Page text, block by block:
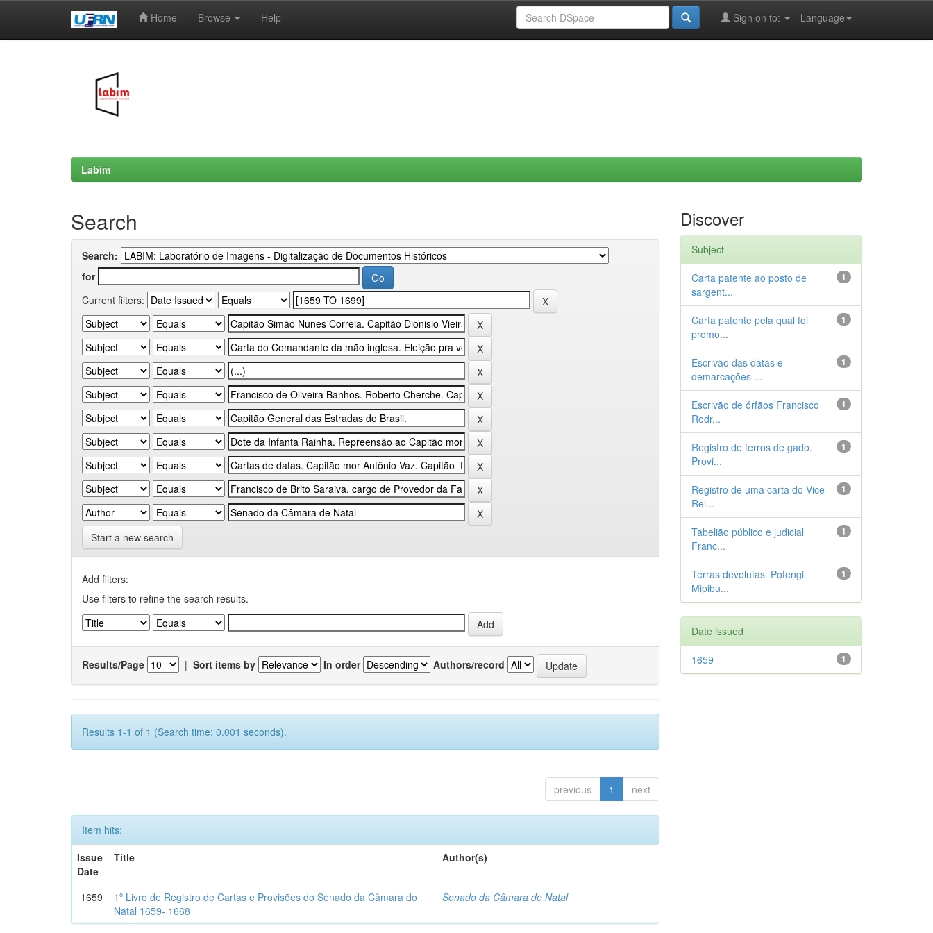
Home Browse Help Language
Sign on to:
Labim
Search
Search:
for
Current filters:
Start a new search
Add filters:
Use filters to refine the search results.
Results/Page | Sort items by In order Authors/record
Results 1-1 of 1 (Search time: 0.001 seconds).
previous 1 next
Item hits:
Issue
Date
Title Author(s)
1659
1º Livro de Registro de Cartas e Provisões do Senado da Câmara do
Natal 1659- 1668
Senado da Câmara de Natal
Discover
Subject
1
Carta patente ao posto de
sargent...
1
Carta patente pela qual foi
promo...
1
Escrivão das datas e
demarcações ...
1
Escrivão de órfãos Francisco
Rodr...
1
Registro de ferros de gado.
Provi...
1
Registro de uma carta do Vice-
Rei...
1
Tabelião público e judicial
Franc...
1
Terras devolutas. Potengi.
Mipibu...
Date issued
1
1659